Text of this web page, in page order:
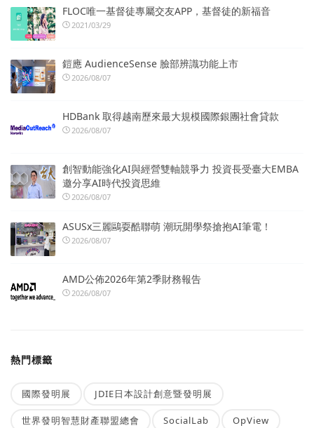
FLOC唯一基督徒專屬交友APP，基督徒的新福音
2021/03/29
鎧應 AudienceSense 臉部辨識功能上市
2026/08/07
HDBank 取得越南歷來最大規模國際銀團社會貸款
2026/08/07
創智動能強化AI與經營雙軸競爭力 投資長受臺大EMBA
邀分享AI時代投資思維
2026/08/07
ASUSx三麗鷗耍酷聯萌 潮玩開學祭搶抱AI筆電！
2026/08/07
AMD公佈2026年第2季財務報告
2026/08/07
熱門標籤
國際發明展 JDIE日本設計創意暨發明展
世界發明智慧財產聯盟總會 SocialLab OpView